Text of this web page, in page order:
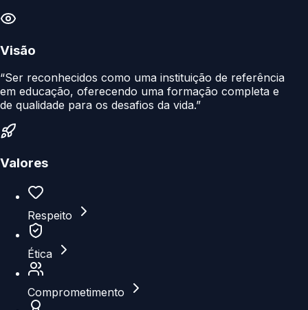
Visão
“Ser reconhecidos como uma instituição de referência
em educação, oferecendo uma formação completa e
de qualidade para os desafios da vida.”
Valores
Respeito
Ética
Comprometimento